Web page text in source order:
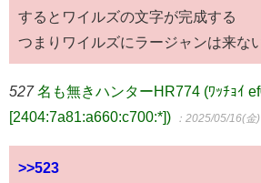
するとワイルズの文字が完成する
つまりワイルズにラージャンは来な
527 名も無きハンターHR774 (ﾜｯﾁｮｲ
[2404:7a81:a660:c700:*])
：2025/05/16(金
>>523